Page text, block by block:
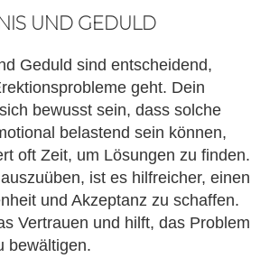
UND GEDULD
Geduld sind entscheidend,
geht. Dein
bewusst sein, dass solche
belastend sein können,
oft Zeit, um Lösungen zu finden.
ist es hilfreicher, einen
und Akzeptanz zu schaffen.
Vertrauen und hilft, das Problem
bewältigen.